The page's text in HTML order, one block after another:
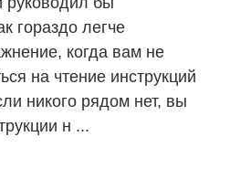
гораздо легче
когда вам не
на чтение инструкций
никого рядом нет, вы
н ...